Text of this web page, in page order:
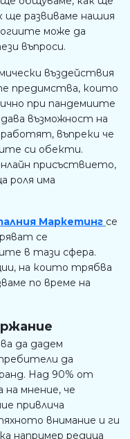
ще развиваме нашия
може да
въпроси.
въздействия
предимства, които
при пандемиите
възможност на
въпреки че
си обекти.
присъствието,
роля има
Маркетинг се
се
в тази сфера.
на които трябва
по време на
да дадем
да
Над 90% от
мнение, че
привлича
внимание и ги
например редица